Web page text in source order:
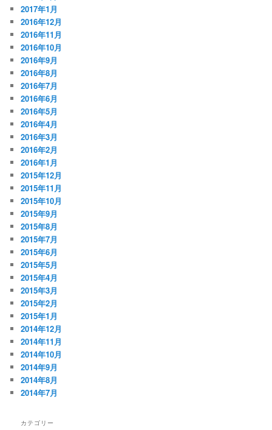
2017年1月
2016年12月
2016年11月
2016年10月
2016年9月
2016年8月
2016年7月
2016年6月
2016年5月
2016年4月
2016年3月
2016年2月
2016年1月
2015年12月
2015年11月
2015年10月
2015年9月
2015年8月
2015年7月
2015年6月
2015年5月
2015年4月
2015年3月
2015年2月
2015年1月
2014年12月
2014年11月
2014年10月
2014年9月
2014年8月
2014年7月
カテゴリー